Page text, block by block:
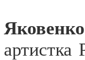
артистка